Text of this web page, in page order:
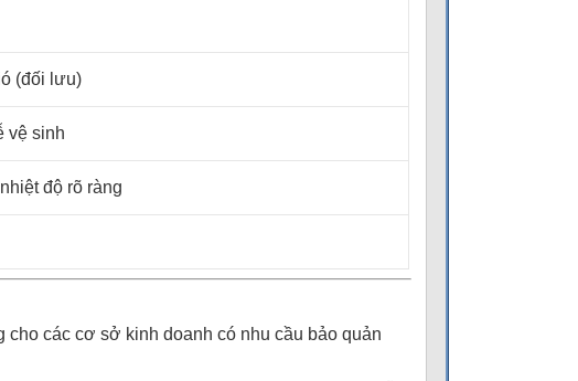
(đối lưu)
vệ sinh
độ rõ ràng
cho các cơ sở kinh doanh có nhu cầu bảo quản